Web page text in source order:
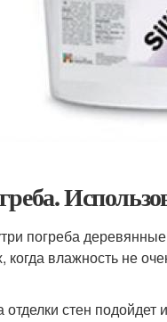
погреба
влажность не
отделки стен